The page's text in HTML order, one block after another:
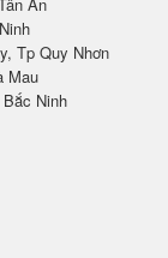
An
Tp Quy Nhơn
Mau
Ninh